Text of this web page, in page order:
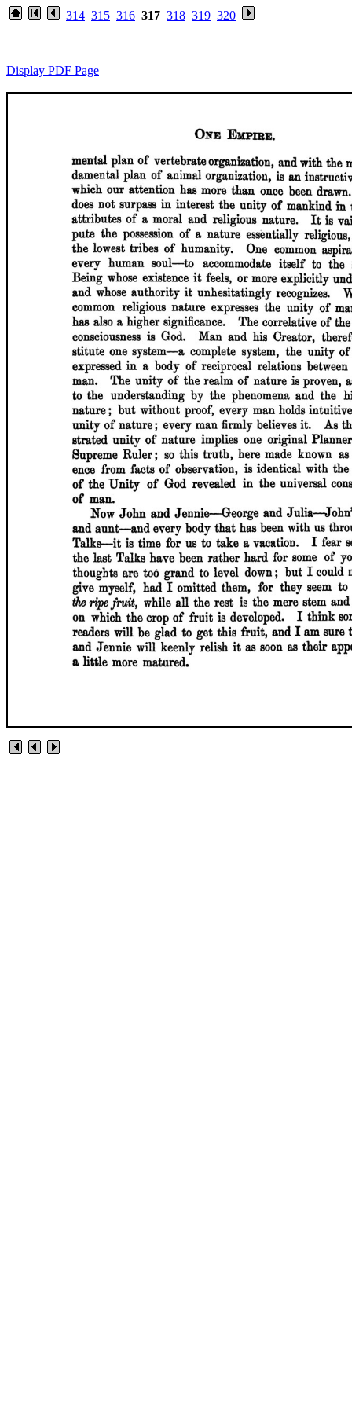
314 315 316 317 318 319 320
Display PDF Page